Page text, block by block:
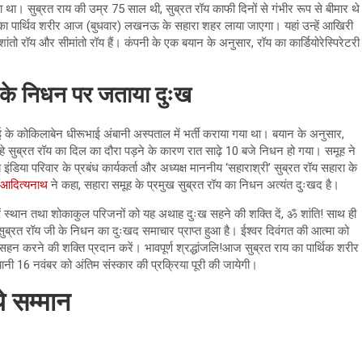
था। सुब्रत राय की उम्र 75 साल थी, सुब्रत रॉय काफी दिनों से गंभीर रूप से बीमार थे
शरीर आज (बुधवार) लखनऊ के सहारा शहर लाया जाएगा। यहां उन्हें आखिरी
रॉय और सीमांतो रॉय हैं। कंपनी के एक बयान के अनुसार, रॉय का कार्डियोरेस्पिरेटरी
के निधन पर जताया दुःख
कोकिलाबेन धीरूभाई अंबानी अस्पताल में भर्ती कराया गया था। बयान के अनुसार,
सुब्रत रॉय का दिल का दौरा पड़ने के कारण रात साढ़े 10 बजे निधन हो गया। समूह ने
परिवार के प्रबंध कार्यकर्ता और अध्यक्ष माननीय ‘सहाराश्री’ सुब्रत रॉय सहारा के
ने कहा, सहारा समूह के प्रमुख सुब्रत रॉय का निधन अत्यंत दुःखद है।
स्थान तथा शोकाकुल परिजनों को यह अथाह दुःख सहने की शक्ति दें, ॐ शांति! साथ ही
रॉय जी के निधन का दुःखद समाचार प्राप्त हुआ है। ईश्वर दिवंगत की आत्मा को
करने की शक्ति प्रदान करें। भावपूर्ण श्रद्धांजलि!आज सुब्रत राय का पार्थिक शरीर
16 नवंबर को अंतिम संस्कार की प्रक्रिया पूरी की जायेगी।
सम्मान